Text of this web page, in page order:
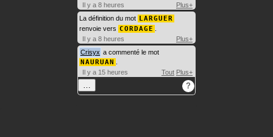
Il y a 8 heures
Plus+
La définition du mot LARGUER
renvoie vers CORDAGE
Il y a 8 heures
Plus+
Crisyx a commenté le mot
NAURUAN
Il y a 15 heures
Tout Plus+
… ?